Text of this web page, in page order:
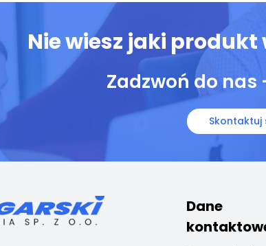
wariantów.
Opcje
można
wybrać
stronie
Nie wiesz jaki
Zadzwoń do
Skontaktuj
Dane